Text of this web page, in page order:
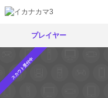
プレイヤー
スカウト受付中